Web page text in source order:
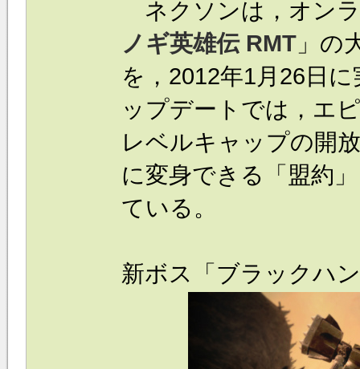
ネクソンは，オン
ノギ英雄伝 RMT 」の
を，2012年1月26日
ップデートでは，エ
レベルキャップの開
に変身できる「盟約
ている。
新ボス「ブラックハ